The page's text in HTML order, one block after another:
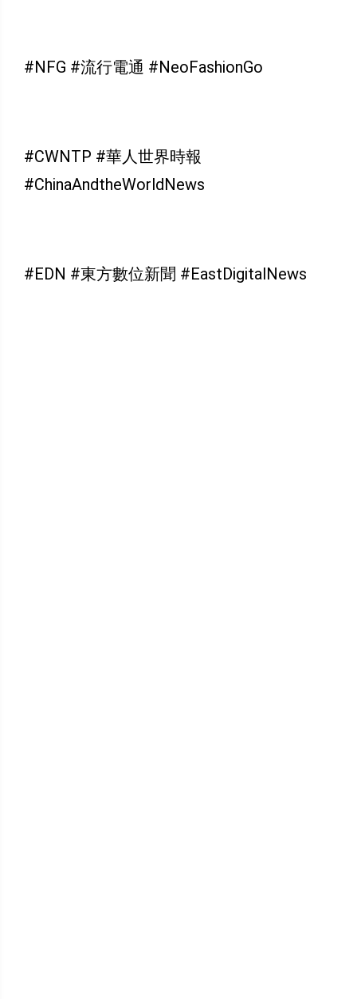
#NFG #流行電通 #NeoFashionGo
#CWNTP #華人世界時報
#ChinaAndtheWorldNews
#EDN #東方數位新聞 #EastDigitalNews